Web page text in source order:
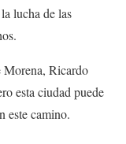
lucha de las
Morena, Ricardo
esta ciudad puede
este camino.